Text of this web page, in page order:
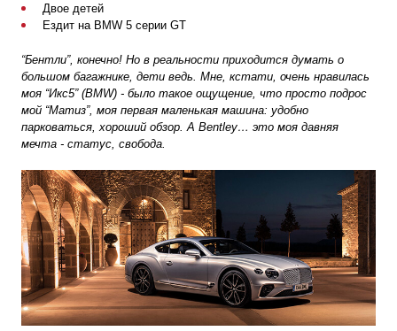
Двое детей
Ездит на BMW 5 серии GT
“Бентли”, конечно! Но в реальности приходится думать о
большом багажнике, дети ведь. Мне, кстати, очень нравилась
моя “Икс5” (BMW) - было такое ощущение, что просто подрос
мой “Матиз”, моя первая маленькая машина: удобно
парковаться, хороший обзор. А Bentley… это моя давняя
мечта - статус, свобода.